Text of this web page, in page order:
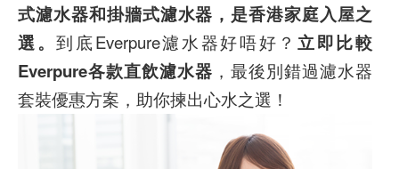
式濾水器和掛牆式濾水器，是香港家庭入屋之
選。到底Everpure濾水器好唔好？ 立即比較
Everpure各款直飲濾水器 ，最後別錯過濾水器
套裝優惠方案，助你揀出心水之選！